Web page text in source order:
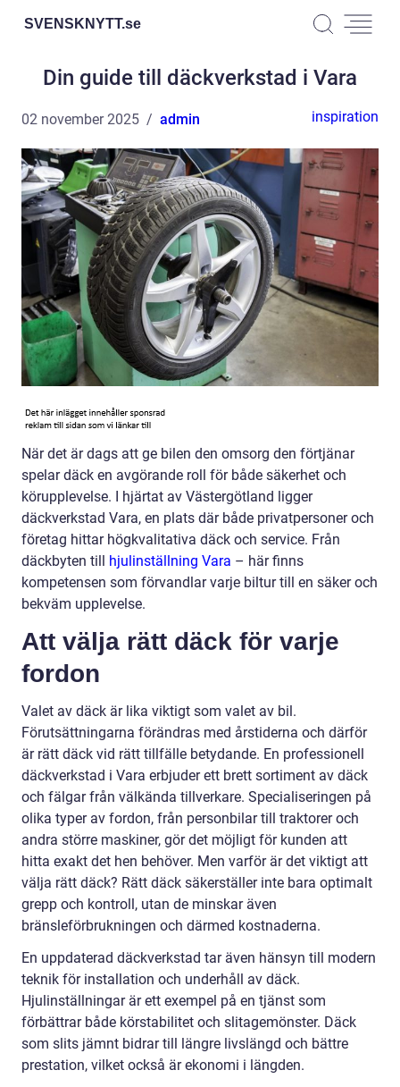
SVENSKNYTT.se
Din guide till däckverkstad i Vara
02 november 2025 admin inspiration
När det är dags att ge bilen den omsorg den förtjänar
spelar däck en avgörande roll för både säkerhet och
körupplevelse. I hjärtat av Västergötland ligger
däckverkstad Vara, en plats där både privatpersoner och
företag hittar högkvalitativa däck och service. Från
däckbyten till
hjulinställning Vara – här finns
kompetensen som förvandlar varje biltur till en säker och
bekväm upplevelse.
Att välja rätt däck för varje
fordon
Valet av däck är lika viktigt som valet av bil.
Förutsättningarna förändras med årstiderna och därför
är rätt däck vid rätt tillfälle betydande. En professionell
däckverkstad i Vara erbjuder ett brett sortiment av däck
och fälgar från välkända tillverkare. Specialiseringen på
olika typer av fordon, från personbilar till traktorer och
andra större maskiner, gör det möjligt för kunden att
hitta exakt det hen behöver. Men varför är det viktigt att
välja rätt däck? Rätt däck säkerställer inte bara optimalt
grepp och kontroll, utan de minskar även
bränsleförbrukningen och därmed kostnaderna.
En uppdaterad däckverkstad tar även hänsyn till modern
teknik för installation och underhåll av däck.
Hjulinställningar är ett exempel på en tjänst som
förbättrar både körstabilitet och slitagemönster. Däck
som slits jämnt bidrar till längre livslängd och bättre
prestation, vilket också är ekonomi i längden.